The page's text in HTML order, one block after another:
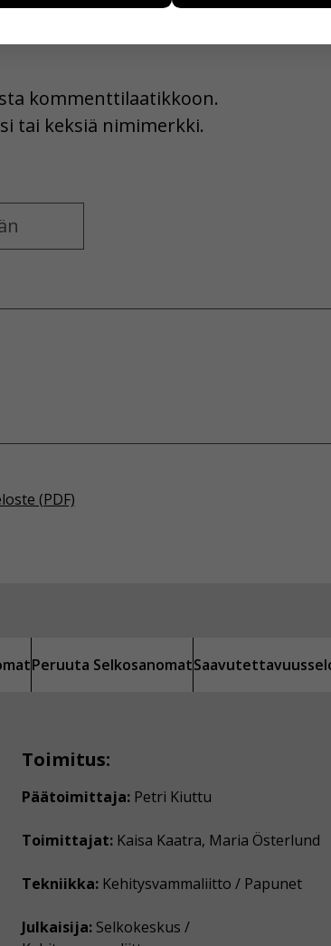
kommenttilaatikkoon.
tai keksiä nimimerkki.
(PDF)
Peruuta Selkosanomat
Toimitus:
Päätoimittaja: Petri Kiuttu
Toimittajat: Kaisa Kaatra, Maria Österlund
Tekniikka: Kehitysvammaliitto / Papunet
Julkaisija: Selkokeskus /
kuten nimiä, eikä tietoja voi yhdistää